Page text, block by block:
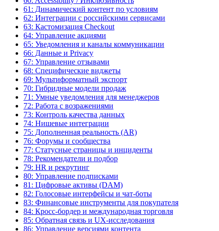
61: Динамический контент по условиям
62: Интеграции с российскими сервисами
63: Кастомизация Checkout
64: Управление акциями
65: Уведомления и каналы коммуникации
66: Данные и Privacy
67: Управление отзывами
68: Специфические виджеты
69: Мультиформатный экспорт
70: Гибридные модели продаж
71: Умные уведомления для менеджеров
72: Работа с возражениями
73: Контроль качества данных
74: Нишевые интеграции
75: Дополненная реальность (AR)
76: Форумы и сообщества
77: Статусные страницы и инциденты
78: Рекомендатели и подбор
79: HR и рекрутинг
80: Управление подписками
81: Цифровые активы (DAM)
82: Голосовые интерфейсы и чат-боты
83: Финансовые инструменты для покупателя
84: Кросс-бордер и международная торговля
85: Обратная связь и UX-исследования
86: Управление версиями контента